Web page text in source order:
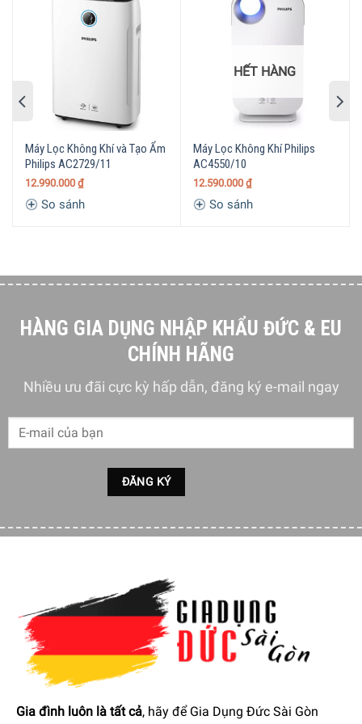
duy trì độ ẩm tương đối và thậm chí tương đối trong
khoảng từ 40% đến 60%. Với cài đặt độ ẩm 40%, 50%, 60%
hoặc độ ẩm liên tục, bạn có thể tự động kiểm soát độ ẩm
trong nhà theo yêu cầu. Độ ẩm tối ưu này làm giảm các
vấn đề sức khỏe do không khí khô và làm cho việc thở dễ
dàng hơn.
Philips HU5930/10 có 4 tốc độ quạt
đặt tốc độ quạt mong muốn từ Cấp 1, Cấp 2, Cấp 3 và Tự
Máy lọc không khí Philips HU5930/10 hoạt động hiệu quả,
tiết kiệm năng lượng với công suất tiêu thụ chỉ 6W.
Máy Lọc Không Khí và Tạo Ẩm
Philips AC2729/11
12.990.000 ₫
So sánh
HẾT HÀNG
Máy Lọc Không Khí Philips
AC4550/10
12.590.000₫
So sánh
HÀNG GIA DỤNG NHẬP KHẨU ĐỨC & EU
CHÍNH HÃNG
Nhiều ưu đãi cực kỳ hấp dẫn, đăng ký e-mail ngay
Gia đình luôn là tất cả, hãy để Gia Dụng Đức Sài Gòn